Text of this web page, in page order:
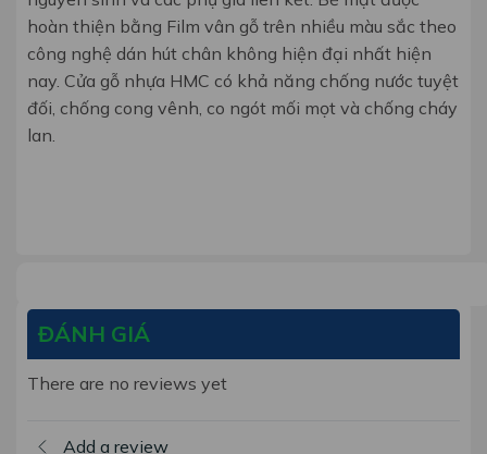
hoàn thiện bằng Film vân gỗ trên nhiều màu sắc theo
công nghệ dán hút chân không hiện đại nhất hiện
nay. Cửa gỗ nhựa HMC có khả năng chống nước tuyệt
đối, chống cong vênh, co ngót mối mọt và chống cháy
lan.
ĐÁNH GIÁ
There are no reviews yet
Add a review